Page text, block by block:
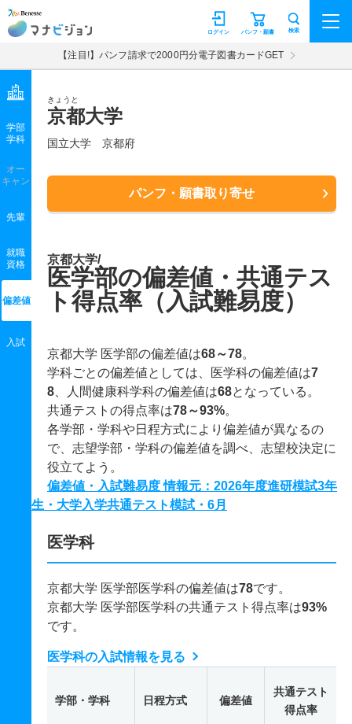
マナビジョン パンフ・願書
ログイン 検索
【注目!】パンフ請求で2000円分電子図書カードGET
きょうと
京都大学
国立大学 京都府
パンフ・願書取り寄せ
学部
学科
オー
キャン
先輩
就職
資格
偏差値
入試
京都大学/
医学部の偏差値・共通テス
ト得点率（入試難易度）
京都大学 医学部の偏差値は68～78。
学科ごとの偏差値としては、医学科の偏差値は7
8 、人間健康科学科の偏差値は68となっている。
共通テストの得点率は78～93%。
各学部・学科や日程方式により偏差値が異なるの
で、志望学部・学科の偏差値を調べ、志望校決定に
役立てよう。
偏差値・入試難易度 情報元：2026年度進研模試3年
生・大学入学共通テスト模試・6月
医学科
京都大学 医学部医学科の偏差値は78です。
京都大学 医学部医学科の共通テスト得点率は93%
です。
医学科の入試情報を見る
学部・学科 日程方式 偏差値
共通テスト
得点率